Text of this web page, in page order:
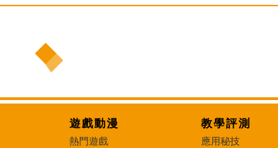
遊戲動漫
熱門遊戲
教學評測
應用秘技